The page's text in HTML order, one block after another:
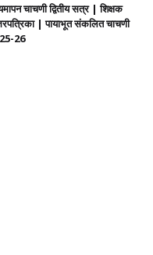
चाचणी द्वितीय सत्र | शिक्षक
| पायाभूत संकलित चाचणी
26